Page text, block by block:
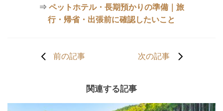
⇒ ペットホテル・長期預かりの準備｜旅
行・帰省・出張前に確認したいこと
前の記事 次の記事
関連する記事